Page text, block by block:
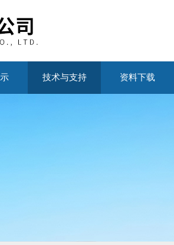
技术与支持 资料下载